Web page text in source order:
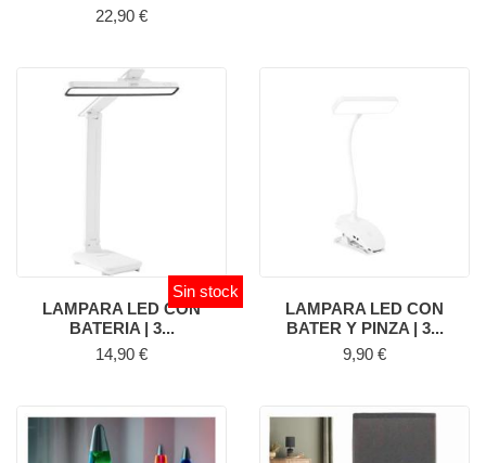
Precio
22,90 €
LAMPARA LED CON
BATERIA | 3...
Sin stock
Precio
14,90 €
LAMPARA LED CON
BATER Y PINZA | 3...
Precio
9,90 €